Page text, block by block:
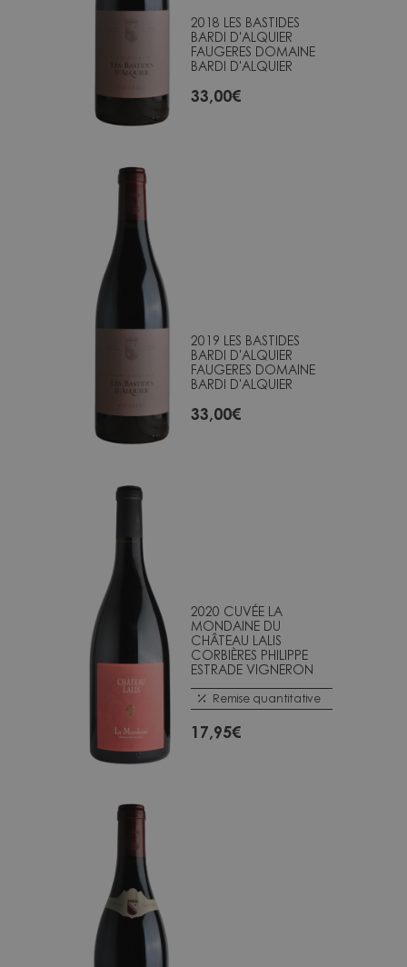
2018 LES BASTIDES
BARDI D'ALQUIER
FAUGERES DOMAINE
BARDI D'ALQUIER
33,00€
2019 LES BASTIDES
BARDI D'ALQUIER
FAUGERES DOMAINE
BARDI D'ALQUIER
33,00€
2020 CUVÉE LA
MONDAINE DU
CHÂTEAU LALIS
CORBIÈRES PHILIPPE
ESTRADE VIGNERON
Remise quantitative
17,95€